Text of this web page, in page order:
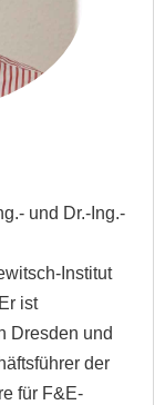
und Dr.-Ing.-
Institut
ist
Dresden und
der
für F&E-